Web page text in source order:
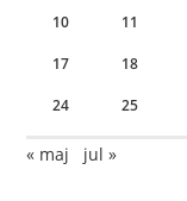
10 11
17 18
24 25
« maj jul »